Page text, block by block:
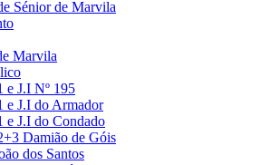
Sénior de Marvila
Marvila
e J.I Nº 195
e J.I do Armador
e J.I do Condado
Damião de Góis
dos Santos